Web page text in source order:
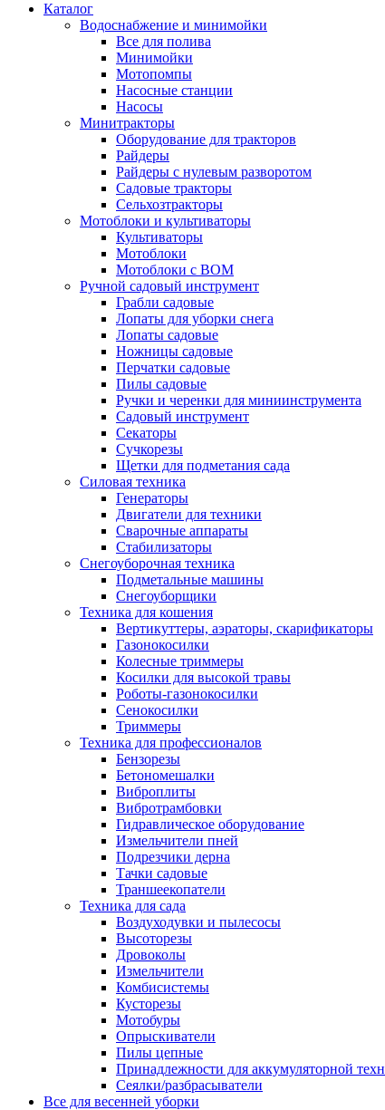
Каталог
Водоснабжение и минимойки
Все для полива
Минимойки
Мотопомпы
Насосные станции
Насосы
Минитракторы
Оборудование для тракторов
Райдеры
Райдеры с нулевым разворотом
Садовые тракторы
Сельхозтракторы
Мотоблоки и культиваторы
Культиваторы
Мотоблоки
Мотоблоки с ВОМ
Ручной садовый инструмент
Грабли садовые
Лопаты для уборки снега
Лопаты садовые
Ножницы садовые
Перчатки садовые
Пилы садовые
Ручки и черенки для миниинструмента
Садовый инструмент
Секаторы
Сучкорезы
Щетки для подметания сада
Силовая техника
Генераторы
Двигатели для техники
Сварочные аппараты
Стабилизаторы
Снегоуборочная техника
Подметальные машины
Снегоуборщики
Техника для кошения
Вертикуттеры, аэраторы, скарификаторы
Газонокосилки
Колесные триммеры
Косилки для высокой травы
Роботы-газонокосилки
Сенокосилки
Триммеры
Техника для профессионалов
Бензорезы
Бетономешалки
Виброплиты
Вибротрамбовки
Гидравлическое оборудование
Измельчители пней
Подрезчики дерна
Тачки садовые
Траншеекопатели
Техника для сада
Воздуходувки и пылесосы
Высоторезы
Дровоколы
Измельчители
Комбисистемы
Кусторезы
Мотобуры
Опрыскиватели
Пилы цепные
Принадлежности для аккумуляторной
Сеялки/разбрасыватели
Все для весенней уборки